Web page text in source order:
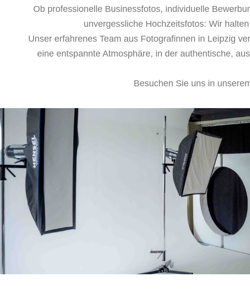
Ob professionelle Businessfotos, individuelle
unvergessliche Hochzeitsfotos: Wir
Unser erfahrenes Team aus Fotografinnen in Leipzig
eine entspannte Atmosphäre, in der authentische,
Besuchen Sie uns in